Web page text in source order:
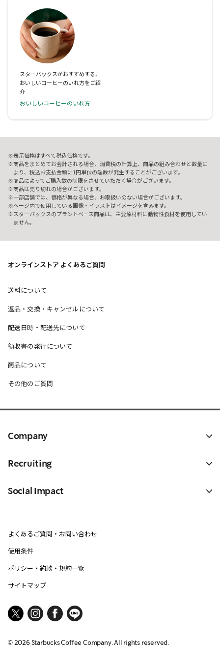
スターバックスがおすすめする、
おいしいコーヒーのいれ方をご紹
介
おいしいコーヒーのいれ方
表示価格はすべて税込価格です。
商品をまとめてお会計される場合、消費税の計算上、商品の組み合わせと数量に
より、税込お支払金額に1円単位の端数が発生することがございます。
商品によってご購入数の制限をさせていただく場合がございます。
商品は売り切れの場合がございます。
一部店舗では、価格が異なる場合、お取扱いのない場合がございます。
ページ内で使用している画像・イラストはイメージを含みます。
スターバックスのプラントベース商品は、主要原材料に動物性食材を使用してい
ません。
オンラインストア よくあるご質問
送料について
返品・交換・キャンセルについて
配送日時・配送先について
領収書の発行について
商品について
その他のご質問
Company
Recruiting
Social Impact
よくあるご質問・お問い合わせ
使用条件
ポリシー・約款・規約一覧
サイトマップ
©2026Starbucks Coffee Company. All rights reserved.